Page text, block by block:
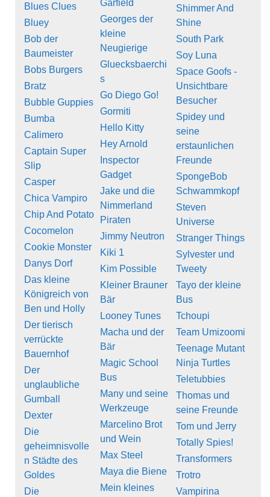
Blues Clues
Bluey
Bob der
Baumeister
Bobs Burgers
Bratz
Bubble Guppies
Bumba
Calimero
Captain Super
Slip
Casper
Chica Vampiro
Chip And Potato
Cocomelon
Cookie Monster
Danys Dorf
Das kleine
Königreich von
Ben und Holly
Der tierisch
verrückte
Bauernhof
Der
unglaubliche
Gumball
Dexter
Die
geheimnisvolle
n Städte des
Goldes
Die
Garfield
Georges der
kleine
Neugierige
Gluecksbaerchi
s
Go Diego Go!
Gormiti
Hello Kitty
Hey Arnold
Inspector
Gadget
Jake und die
Nimmerland
Piraten
Jimmy Neutron
Kiki 1
Kim Possible
Kleiner Brauner
Bär
Looney Tunes
Macha und der
Bär
Magic School
Bus
Many und seine
Werkzeuge
Marcelino Brot
und Wein
Max Steel
Maya die Biene
Mein kleines
Shimmer And
Shine
South Park
Soy Luna
Space Goofs -
Unsichtbare
Besucher
Spidey und
seine
erstaunlichen
Freunde
SpongeBob
Schwammkopf
Steven
Universe
Stranger Things
Sylvester und
Tweety
Tayo der kleine
Bus
Tchoupi
Team Umizoomi
Teenage Mutant
Ninja Turtles
Teletubbies
Thomas und
seine Freunde
Tom und Jerry
Totally Spies!
Transformers
Trotro
Vampirina